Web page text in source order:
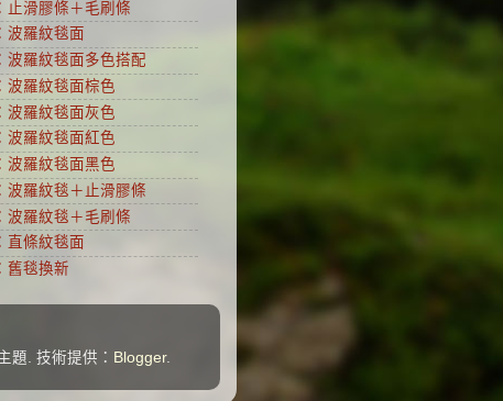
止滑膠條＋毛刷條
波羅紋毯面
波羅紋毯面多色搭配
波羅紋毯面棕色
波羅紋毯面灰色
波羅紋毯面紅色
波羅紋毯面黑色
波羅紋毯＋止滑膠條
波羅紋毯＋毛刷條
直條紋毯面
舊毯換新
題. 技術提供： Blogger.